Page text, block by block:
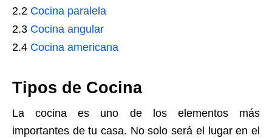
2.2 Cocina paralela
2.3 Cocina angular
2.4 Cocina americana
Tipos de Cocina
La cocina es uno de los elementos más
importantes de tu casa. No solo será el lugar en el